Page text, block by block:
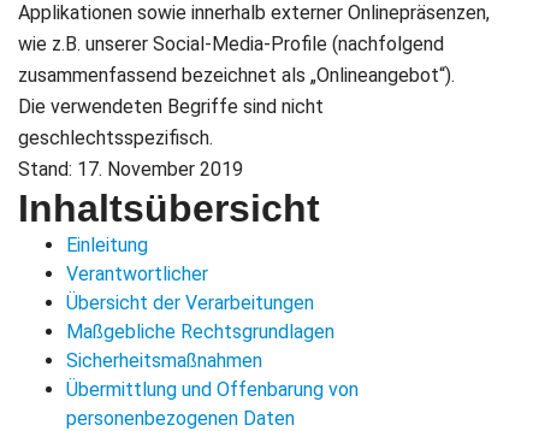
Applikationen sowie innerhalb externer Onlinepräsenzen,
wie z.B. unserer Social-Media-Profile (nachfolgend
zusammenfassend bezeichnet als „Onlineangebot“).
Die verwendeten Begriffe sind nicht
geschlechtsspezifisch.
Stand: 17. November 2019
Inhaltsübersicht
Einleitung
Verantwortlicher
Übersicht der Verarbeitungen
Maßgebliche Rechtsgrundlagen
Sicherheitsmaßnahmen
Übermittlung und Offenbarung von
personenbezogenen Daten
Notwendig
Diese
Cookies
sind nicht
optional.
Sie werden
benötigt,
damit die
Website
funktioniert.